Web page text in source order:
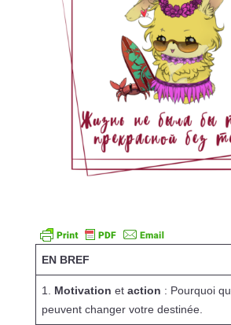
EN BREF
1. Motivation et action : Pourquoi
peuvent changer votre destinée.